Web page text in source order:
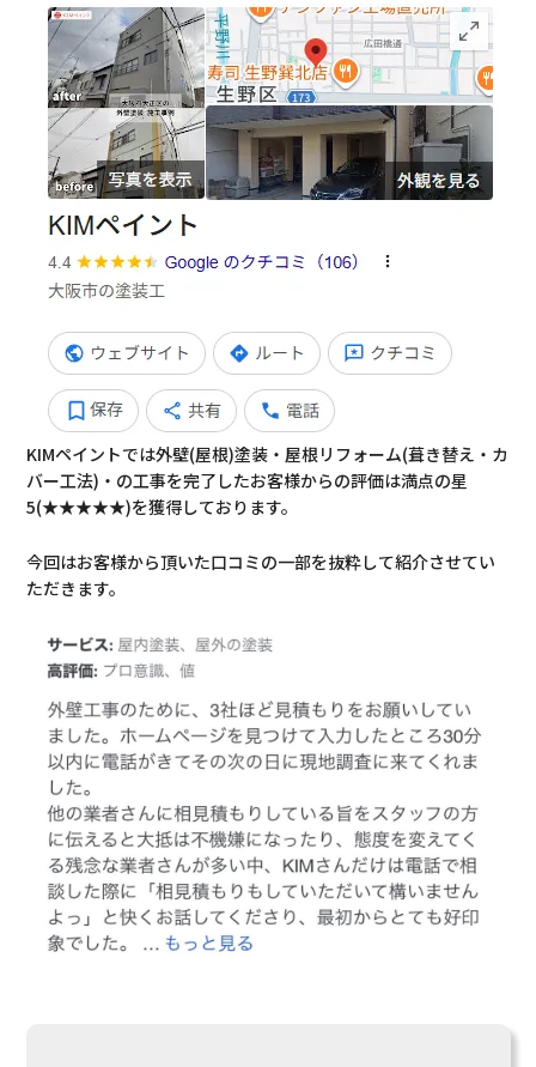
KIMペイントでは外壁(屋根)塗装・屋根リフォーム(葺き替え・カ
バー工法)・の工事を完了したお客様からの評価は満点の星
5(★★★★★)を獲得しております。
今回はお客様から頂いた口コミの一部を抜粋して紹介させてい
ただきます。